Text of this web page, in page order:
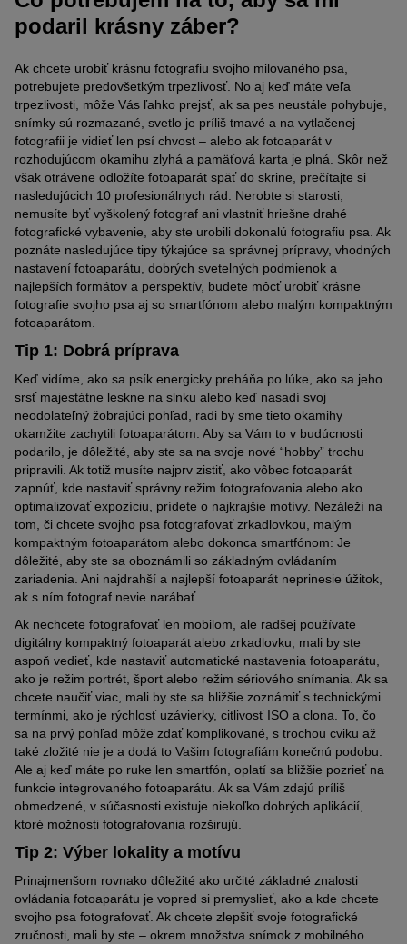
podaril krásny záber?
Ak chcete urobiť krásnu fotografiu svojho milovaného psa,
potrebujete predovšetkým trpezlivosť. No aj keď máte veľa
trpezlivosti, môže Vás ľahko prejsť, ak sa pes neustále pohybuje,
snímky sú rozmazané, svetlo je príliš tmavé a na vytlačenej
fotografii je vidieť len psí chvost – alebo ak fotoaparát v
rozhodujúcom okamihu zlyhá a pamäťová karta je plná. Skôr než
však otrávene odložíte fotoaparát späť do skrine, prečítajte si
nasledujúcich 10 profesionálnych rád. Nerobte si starosti,
nemusíte byť vyškolený fotograf ani vlastniť hriešne drahé
fotografické vybavenie, aby ste urobili dokonalú fotografiu psa. Ak
poznáte nasledujúce tipy týkajúce sa správnej prípravy, vhodných
nastavení fotoaparátu, dobrých svetelných podmienok a
najlepších formátov a perspektív, budete môcť urobiť krásne
fotografie svojho psa aj so smartfónom alebo malým kompaktným
fotoaparátom.
Tip 1: Dobrá príprava
Keď vidíme, ako sa psík energicky preháňa po lúke, ako sa jeho
srsť majestátne leskne na slnku alebo keď nasadí svoj
neodolateľný žobrajúci pohľad, radi by sme tieto okamihy
okamžite zachytili fotoaparátom. Aby sa Vám to v budúcnosti
podarilo, je dôležité, aby ste sa na svoje nové “hobby” trochu
pripravili. Ak totiž musíte najprv zistiť, ako vôbec fotoaparát
zapnúť, kde nastaviť správny režim fotografovania alebo ako
optimalizovať expozíciu, prídete o najkrajšie motívy. Nezáleží na
tom, či chcete svojho psa fotografovať zrkadlovkou, malým
kompaktným fotoaparátom alebo dokonca smartfónom: Je
dôležité, aby ste sa oboznámili so základným ovládaním
zariadenia. Ani najdrahší a najlepší fotoaparát neprinesie úžitok,
ak s ním fotograf nevie narábať.
Ak nechcete fotografovať len mobilom , ale radšej používate
digitálny kompaktný fotoaparát alebo zrkadlovku, mali by ste
aspoň vedieť, kde nastaviť automatické nastavenia fotoaparátu,
ako je režim portrét, šport alebo režim sériového snímania. Ak sa
chcete naučiť viac , mali by ste sa bližšie zoznámiť s technickými
termínmi, ako je rýchlosť uzávierky, citlivosť ISO a clona. To, čo
sa na prvý pohľad môže zdať komplikované , s trochou cviku až
také zložité nie je a dodá to Vašim fotografiám konečnú podobu.
Ale aj keď máte po ruke len smartfón, oplatí sa bližšie pozrieť na
funkcie integrovaného fotoaparátu. Ak sa Vám zdajú príliš
obmedzené, v súčasnosti existuje niekoľko dobrých aplikácií,
ktoré možnosti fotografovania rozširujú
Tip 2: Výber lokality a motívu
Prinajmenšom rovnako dôležité ako určité základné znalosti
ovládania fotoaparátu je vopred si premyslieť, ako a kde chcete
svojho psa fotografovať. Ak chcete zlepšiť svoje fotografické
zručnosti, mali by ste – okrem množstva snímok z mobilného